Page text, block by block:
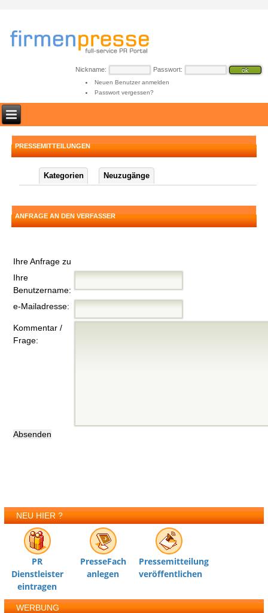
Nickname: Passwort:
Neuen Benutzer anmelden
Passwort vergessen?
PRESSEMITTEILUNGEN
Kategorien Neuzugänge
ANFRAGE AN DEN VERFASSER
Ihre Anfrage zu
Ihre
Benutzername:
e-Mailadresse:
Kommentar /
Frage:
NEU HIER ?
PR
Dienstleister
eintragen
PresseFach
anlegen
Pressemitteilung
veröffentlichen
WERBUNG